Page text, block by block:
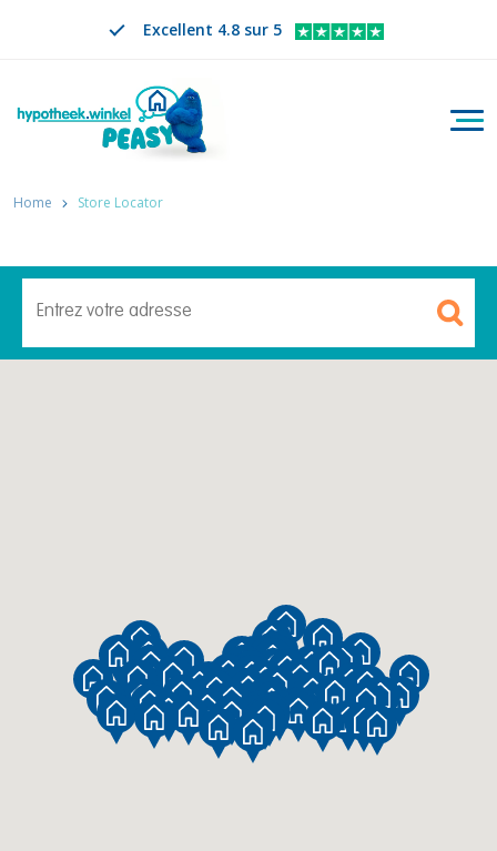
Excellent 4.8 sur 5
Rechercher
CHANGER DE LANGUE. LA LANGUE
FR
Home Store Locator